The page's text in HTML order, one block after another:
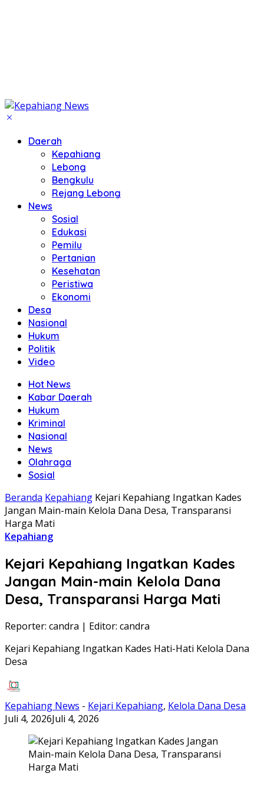
Daerah
Kepahiang
Lebong
Bengkulu
Rejang Lebong
News
Sosial
Edukasi
Pemilu
Pertanian
Kesehatan
Peristiwa
Ekonomi
Desa
Nasional
Hukum
Politik
Video
Hot News
Kabar Daerah
Hukum
Kriminal
Nasional
News
Olahraga
Sosial
Beranda Kepahiang Kejari Kepahiang Ingatkan Kades
Jangan Main-main Kelola Dana Desa, Transparansi
Harga Mati
Kepahiang
Kejari Kepahiang Ingatkan Kades
Jangan Main-main Kelola Dana
Desa, Transparansi Harga Mati
Reporter: candra | Editor: candra
Kejari Kepahiang Ingatkan Kades Hati-Hati Kelola Dana
Desa
Kepahiang News - Kejari Kepahiang, Kelola Dana Desa
Juli 4, 2026Juli 4, 2026